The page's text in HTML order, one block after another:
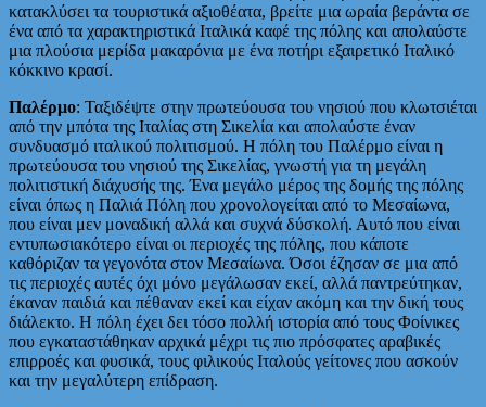
κατακλύσει τα τουριστικά αξιοθέατα, βρείτε μια ωραία βεράντα σε
ένα από τα χαρακτηριστικά Ιταλικά καφέ της πόλης και απολαύστε
μια πλούσια μερίδα μακαρόνια με ένα ποτήρι εξαιρετικό Ιταλικό
κόκκινο κρασί.
Παλέρμο: Ταξιδέψτε στην πρωτεύουσα του νησιού που κλωτσιέται
από την μπότα της Ιταλίας στη Σικελία και απολαύστε έναν
συνδυασμό ιταλικού πολιτισμού. Η πόλη του Παλέρμο είναι η
πρωτεύουσα του νησιού της Σικελίας, γνωστή για τη μεγάλη
πολιτιστική διάχυσής της. Ένα μεγάλο μέρος της δομής της πόλης
είναι όπως η Παλιά Πόλη που χρονολογείται από το Μεσαίωνα,
που είναι μεν μοναδική αλλά και συχνά δύσκολή. Αυτό που είναι
εντυπωσιακότερο είναι οι περιοχές της πόλης, που κάποτε
καθόριζαν τα γεγονότα στον Μεσαίωνα. Όσοι έζησαν σε μια από
τις περιοχές αυτές όχι μόνο μεγάλωσαν εκεί, αλλά παντρεύτηκαν,
έκαναν παιδιά και πέθαναν εκεί και είχαν ακόμη και την δική τους
διάλεκτο. Η πόλη έχει δει τόσο πολλή ιστορία από τους Φοίνικες
που εγκαταστάθηκαν αρχικά μέχρι τις πιο πρόσφατες αραβικές
επιρροές και φυσικά, τους φιλικούς Ιταλούς γείτονες που ασκούν
και την μεγαλύτερη επίδραση.